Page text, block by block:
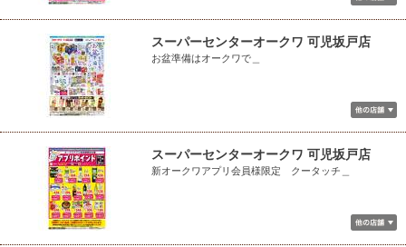
スーパーセンターオークワ 可児坂戸店
お盆準備はオークワで＿
スーパーセンターオークワ 可児坂戸店
新オークワアプリ会員様限定 クータッチ＿